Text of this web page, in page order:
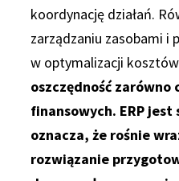
koordynację działań.
zarządzaniu zasobami i
w optymalizacji kosztów
oszczędność zarówno
finansowych. ERP jest
oznacza, że rośnie
rozwiązanie